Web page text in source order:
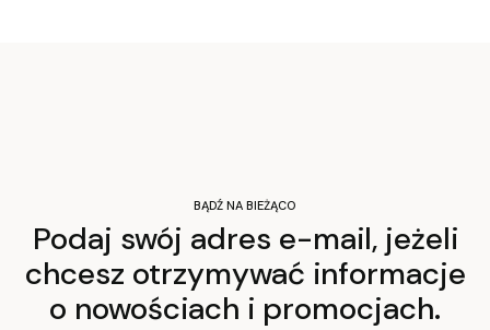
BĄDŹ NA BIEŻĄCO
Podaj swój adres e-mail, jeżeli
chcesz otrzymywać informacje
o nowościach i promocjach.